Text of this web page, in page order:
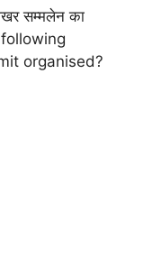
सम्मलेन का
following
organised?